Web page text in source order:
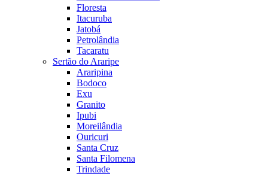
Floresta
Itacuruba
Jatobá
Petrolândia
Tacaratu
Sertão do Araripe
Araripina
Bodoco
Exu
Granito
Ipubi
Moreilândia
Ouricuri
Santa Cruz
Santa Filomena
Trindade